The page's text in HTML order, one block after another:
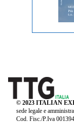
© 2023 ITALIAN
sede legale e
Cod. Fisc./P.Iva